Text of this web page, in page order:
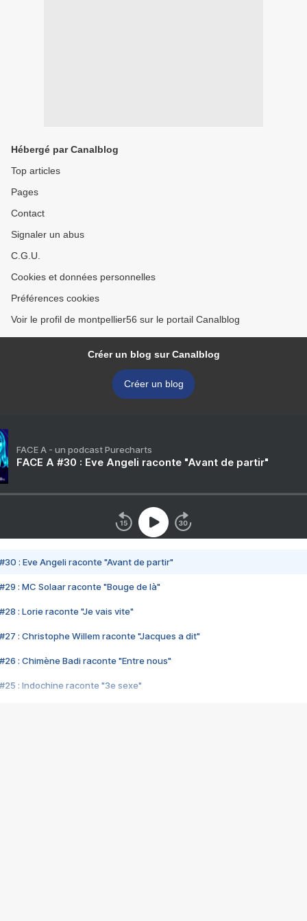
Hébergé par Canalblog
Top articles
Pages
Contact
Signaler un abus
C.G.U.
Cookies et données personnelles
Préférences cookies
Voir le profil de montpellier56 sur le portail Canalblog
Créer un blog sur Canalblog
Créer un blog
FACE A - un podcast Purecharts
FACE A #30 : Eve Angeli raconte "Avant de partir"
#30 : Eve Angeli raconte "Avant de partir"
#29 : MC Solaar raconte "Bouge de là"
#28 : Lorie raconte "Je vais vite"
#27 : Christophe Willem raconte "Jacques a dit"
#26 : Chimène Badi raconte "Entre nous"
#25 : Indochine raconte "3e sexe"